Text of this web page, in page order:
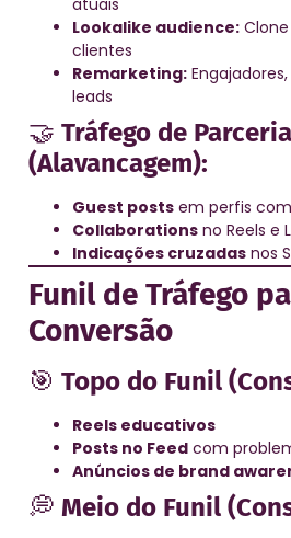
Lookalike audience:
clientes
Remarketing:
leads
🤝 Tráfego de Parceria
(Alavancagem):
Guest posts em perfis
Collaborations no Reels e
Indicações cruzadas nos
Funil de Tráfego
Conversão
🎯 Topo do Funil
Reels educativos
Posts no Feed com
Anúncios de brand
💭 Meio do Funil